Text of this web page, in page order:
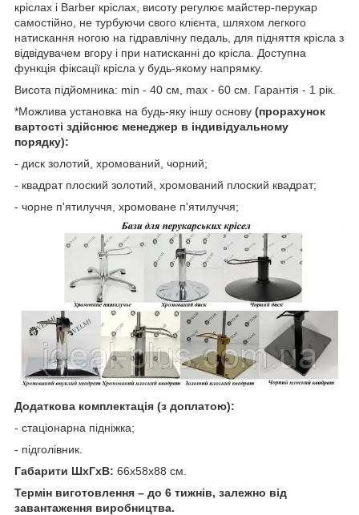
кріслах і Barber кріслах, висоту регулює майстер-перукар
самостійно, не турбуючи свого клієнта, шляхом легкого
натискання ногою на гідравлічну педаль, для підняття крісла з
відвідувачем вгору і при натисканні до крісла. Доступна
функція фіксації крісла у будь-якому напрямку.
Висота підйомника: min - 40 см, max - 60 см. Гарантія - 1 рік.
*Можлива установка на будь-яку іншу основу (прорахунок
вартості здійснює менеджер в індивідуальному
порядку):
- диск золотий, хромований, чорний;
- квадрат плоский золотий, хромований плоский квадрат;
- чорне п'ятилуччя, хромоване п'ятилуччя;
Додаткова комплектація (з доплатою):
- стаціонарна підніжка;
- підголівник.
Габарити ШхГхВ: 66x58x88 см.
Термін виготовлення – до 6 тижнів, залежно від
завантаження виробництва.